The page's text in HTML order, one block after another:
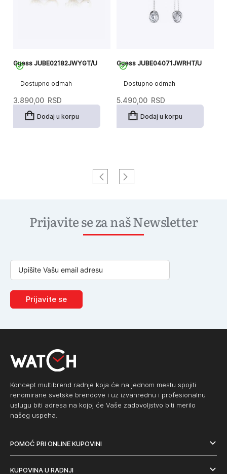
Dostupno odmah
Guess JUBE02182JWYGT/U
3.890,00 RSD
Dodaj u korpu
Dostupno odmah
Guess JUBE04071JWRHT/U
5.490,00 RSD
Dodaj u korpu
Prijavite se za naš Newsletter
Prijavite se
Koncept multibrend radnje koja će na jednom mestu spojiti
renomirane svetske brendove i uz izvanrednu i profesionalnu
uslugu biti adresa na kojoj će Vaše zadovoljstvo biti merilo
našeg uspeha.
POMOĆ PRI ONLINE KUPOVINI
KUPOVINA U RADNJI